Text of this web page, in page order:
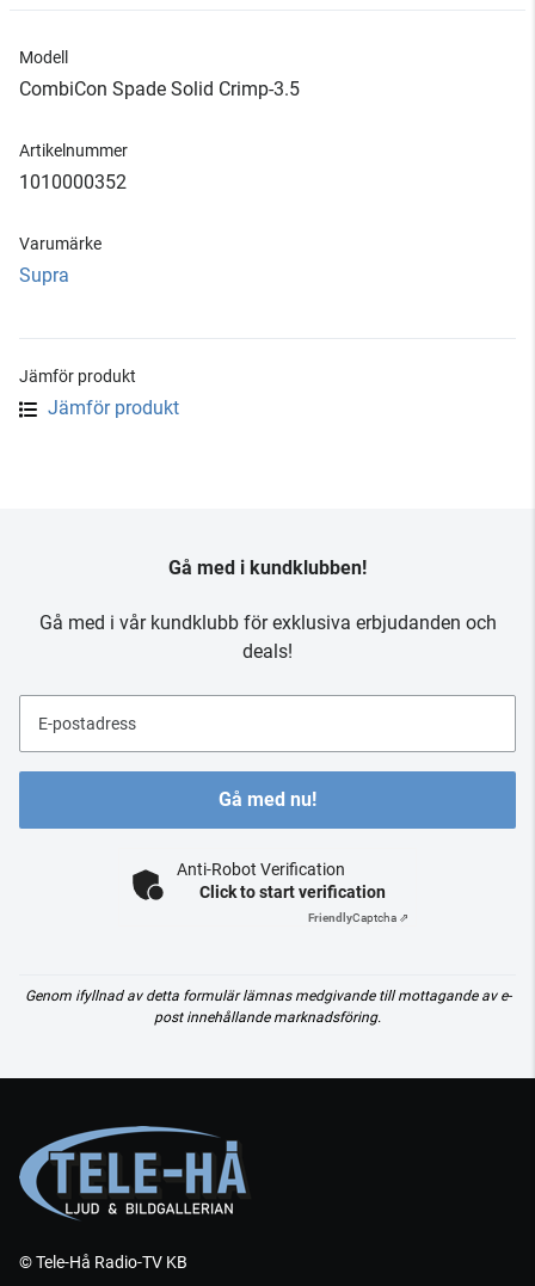
Modell
CombiCon Spade Solid Crimp-3.5
Artikelnummer
1010000352
Varumärke
Supra
Jämför produkt
Jämför produkt
Gå med i kundklubben!
Gå med i vår kundklubb för exklusiva erbjudanden och
deals!
E-postadress
Gå med nu!
Anti-Robot Verification
Click to start verification
FriendlyCaptcha ⇗
Genom ifyllnad av detta formulär lämnas medgivande till mottagande av e-
post innehållande marknadsföring.
© Tele-Hå Radio-TV KB